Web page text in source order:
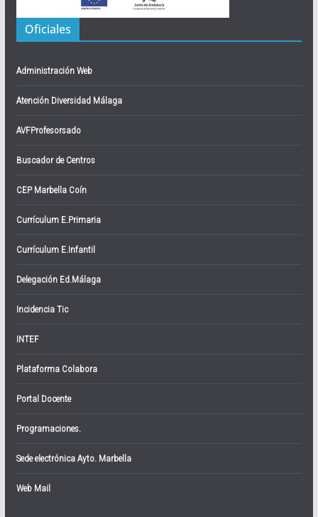
Oficiales
Administración Web
Atención Diversidad Málaga
AVFProfesorsado
Buscador de Centros
CEP Marbella Coín
Currículum E.Primaria
Currículum E.Infantil
Delegación Ed.Málaga
Incidencia Tic
INTEF
Plataforma Colabora
Portal Docente
Programaciones.
Sede electrónica Ayto. Marbella
Web Mail